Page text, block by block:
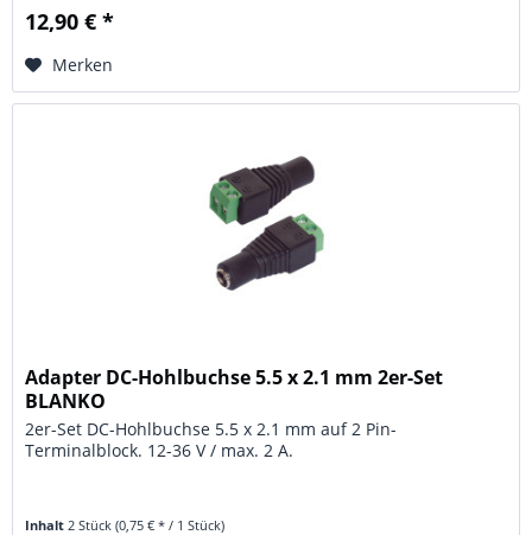
12,90 € *
Merken
Adapter DC-Hohlbuchse 5.5 x 2.1 mm 2er-Set
BLANKO
2er-Set DC-Hohlbuchse 5.5 x 2.1 mm auf 2 Pin-
Terminalblock. 12-36 V / max. 2 A.
Inhalt 2 Stück(0,75 € * / 1 Stück)